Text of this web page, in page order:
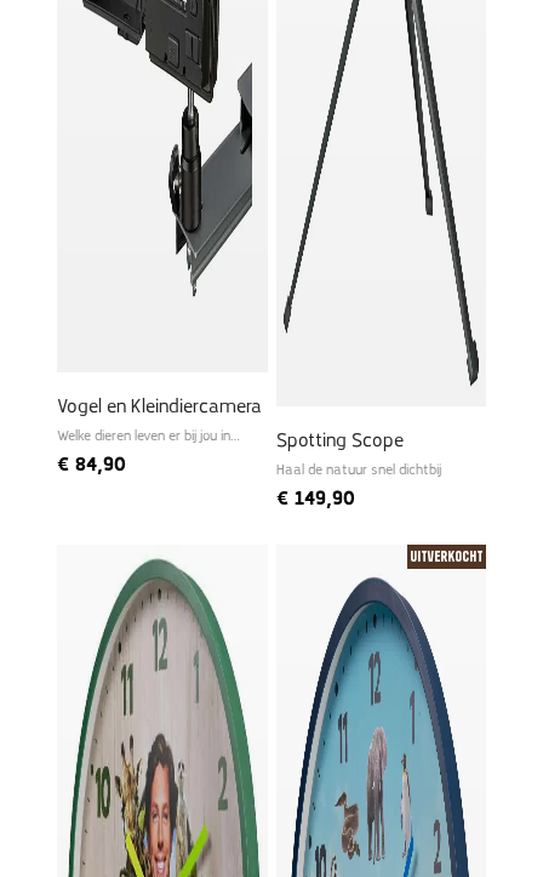
Vogel en Kleindiercamera
Welke dieren leven er bij jou in
€ 84,90
Spotting Scope
Haal de natuur snel dichtbij
€149,90
Uitverkocht